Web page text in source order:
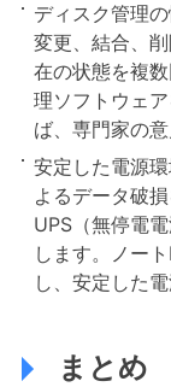
ディスク管理
変更、結合、
在の状態を複
理ソフトウェ
ば、専門家の
安定した電源
よるデータ破
UPS（無停電
します。ノー
し、安定した
まとめ